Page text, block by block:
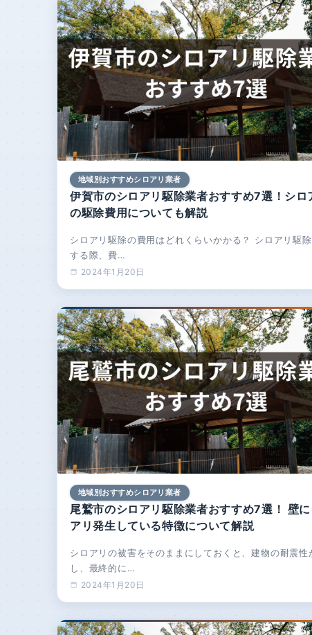
地域別おすすめシロアリ業者
伊賀市のシロアリ駆除業者おすすめ7選！シロ
の駆除費用についても解説
シロアリ駆除の費用はどれくらいかかる？ シロアリ駆
する際、費…
2024年1月20日
地域別おすすめシロアリ業者
尾鷲市のシロアリ駆除業者おすすめ7選！ 壁に
アリ発生している特徴について解説
シロアリの被害をそのままにしておくと、建物の耐震性
し、最終的に…
2024年1月20日